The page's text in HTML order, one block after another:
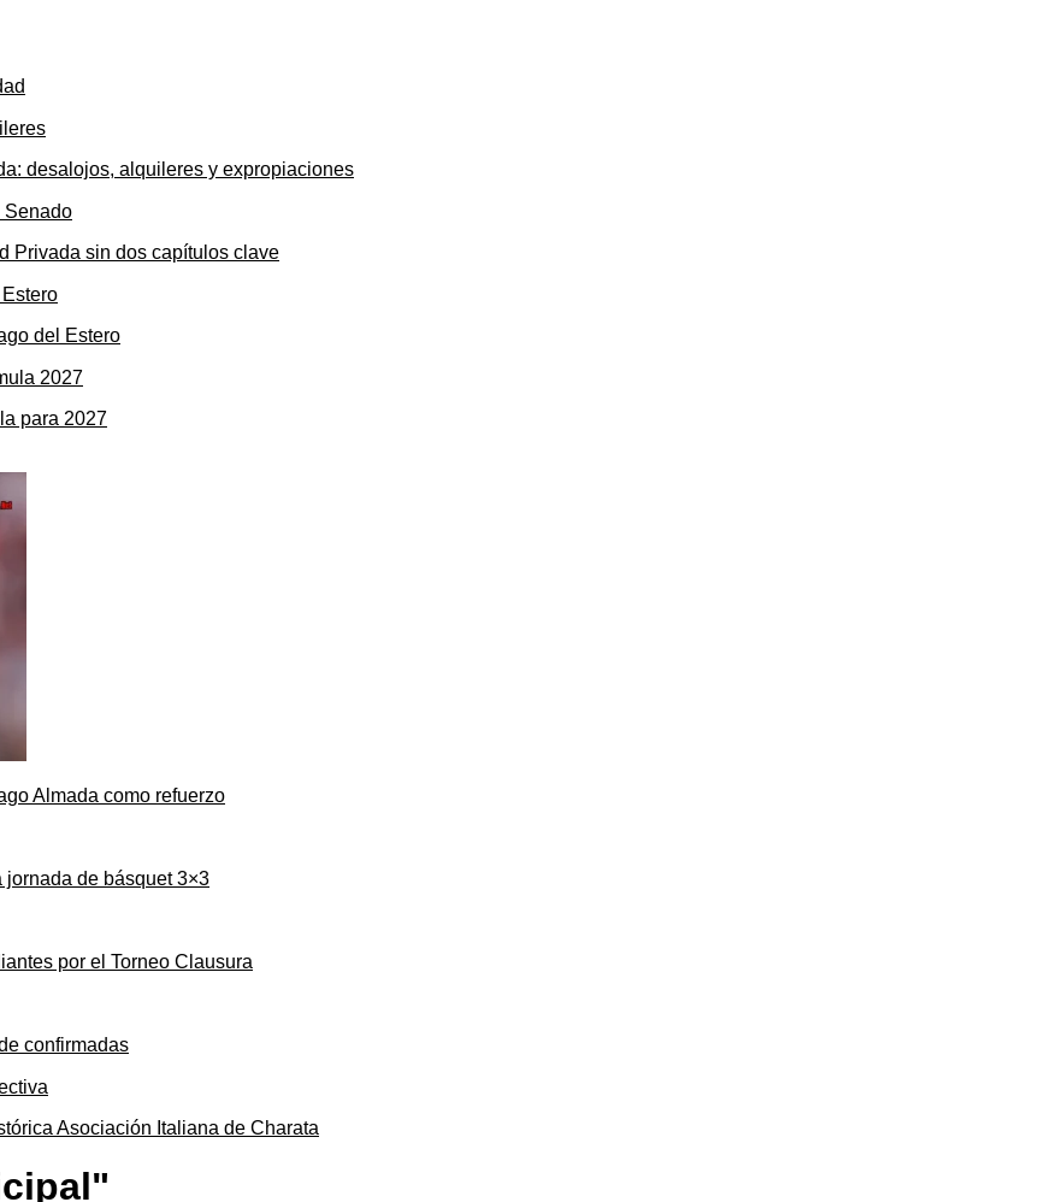
desalojos, alquileres y expropiaciones
Privada sin dos capítulos clave
del Estero
para 2027
Almada como refuerzo
jornada de básquet 3×3
por el Torneo Clausura
confirmadas
Asociación Italiana de Charata